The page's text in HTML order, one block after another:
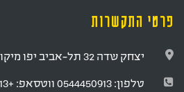
פרטי התקשרות
יצחק שדה 32 תל-אביב יפו מיקוד 6721206
טלפון: 0544450913 ווטסאפ: +972544450913